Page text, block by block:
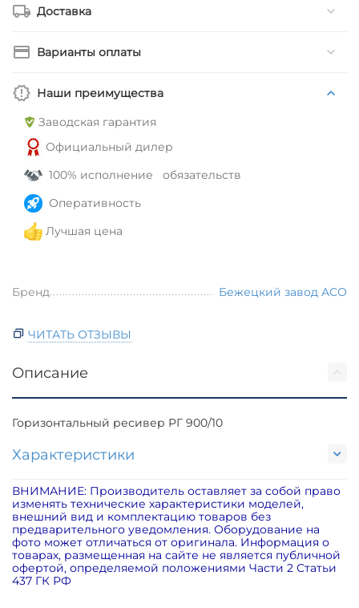
Доставка
Варианты оплаты
Наши преимущества
Заводская гарантия
Официальный дилер
100% исполнение обязательств
Оперативность
Лучшая цена
Бренд Бежецкий завод АСО
ЧИТАТЬ ОТЗЫВЫ
Описание
Горизонтальный ресивер РГ 900/10
Характеристики
ВНИМАНИЕ: Производитель оставляет за собой право
изменять технические характеристики моделей,
внешний вид и комплектацию товаров без
предварительного уведомления. Оборудование на
фото может отличаться от оригинала. Информация о
товарах, размещенная на сайте не является публичной
офертой, определяемой положениями Части 2 Статьи
437 ГК РФ